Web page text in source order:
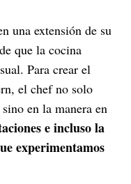
una extensión de su
que la cocina
Para crear el
el chef no solo
en la manera en
e incluso la
experimentamos